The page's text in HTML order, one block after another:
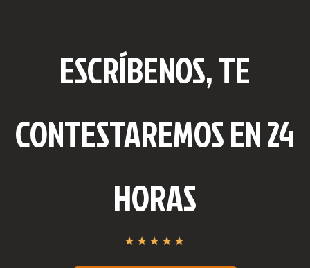
ESCRÍBENOS, TE
CONTESTAREMOS EN 24
HORAS
★★★★★